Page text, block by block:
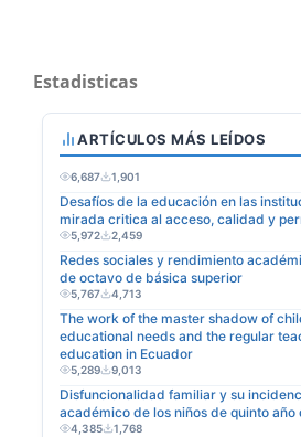
Estadisticas